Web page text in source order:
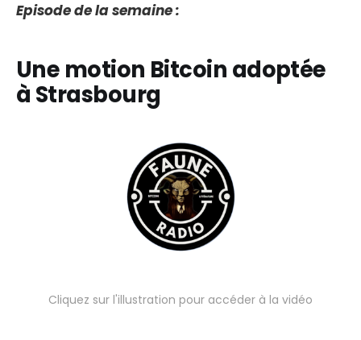
Episode de la semaine :
Une motion Bitcoin adoptée
à Strasbourg
Cliquez sur l'illustration pour accéder à la vidéo